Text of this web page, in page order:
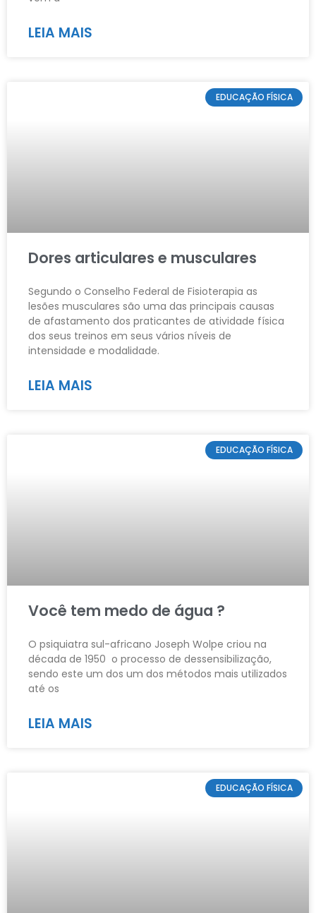
LEIA MAIS
EDUCAÇÃO FÍSICA
Dores articulares e musculares
Segundo o Conselho Federal de Fisioterapia as
lesões musculares são uma das principais causas
de afastamento dos praticantes de atividade física
dos seus treinos em seus vários níveis de
intensidade e modalidade.
LEIA MAIS
EDUCAÇÃO FÍSICA
Você tem medo de água ?
O psiquiatra sul-africano Joseph Wolpe criou na
década de 1950 o processo de dessensibilização,
sendo este um dos um dos métodos mais utilizados
até os
LEIA MAIS
EDUCAÇÃO FÍSICA